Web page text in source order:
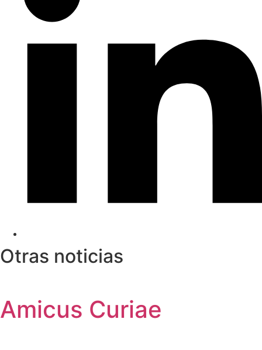
Otras noticias
Amicus Curiae